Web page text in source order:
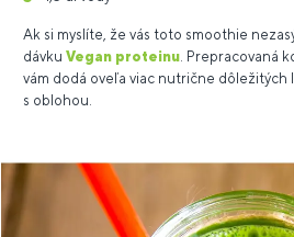
Ak si myslíte, že vás toto smoothie
dávku Vegan proteinu . Prepracovaná
vám dodá oveľa viac nutrične dôležitých
s oblohou.